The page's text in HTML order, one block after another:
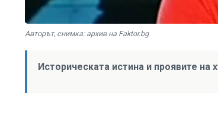
Авторът, снимка: архив на Faktor.bg
Историческата истина и проявите